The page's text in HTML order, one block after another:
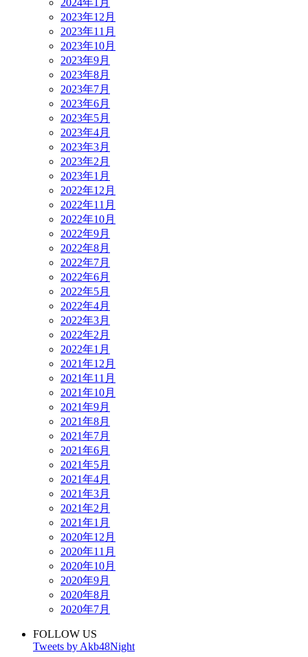
2024年1月
2023年12月
2023年11月
2023年10月
2023年9月
2023年8月
2023年7月
2023年6月
2023年5月
2023年4月
2023年3月
2023年2月
2023年1月
2022年12月
2022年11月
2022年10月
2022年9月
2022年8月
2022年7月
2022年6月
2022年5月
2022年4月
2022年3月
2022年2月
2022年1月
2021年12月
2021年11月
2021年10月
2021年9月
2021年8月
2021年7月
2021年6月
2021年5月
2021年4月
2021年3月
2021年2月
2021年1月
2020年12月
2020年11月
2020年10月
2020年9月
2020年8月
2020年7月
FOLLOW US
Tweets by Akb48Night